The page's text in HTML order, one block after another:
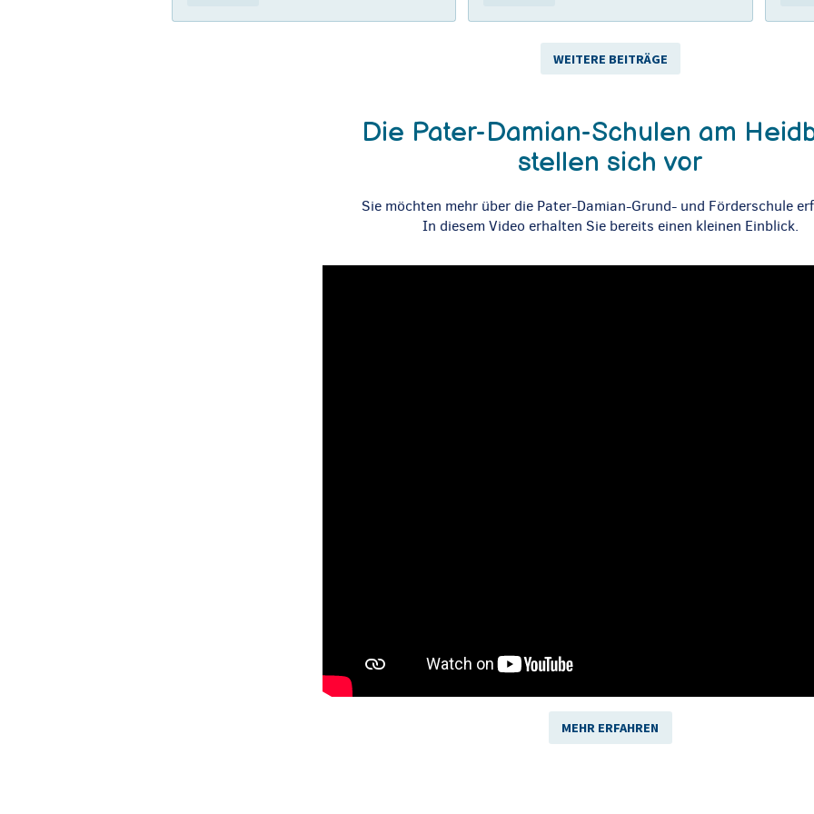
WEITERE BEITRÄGE
Die Pater-Damian-Schulen am
stellen sich vor
Sie möchten mehr über die Pater-Damian-Grund- und Förderschule
In diesem Video erhalten Sie bereits einen kleinen Einblick.
MEHR ERFAHREN